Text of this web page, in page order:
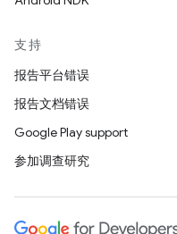
支持
报告平台错误
报告文档错误
Google Play support
参加调查研究